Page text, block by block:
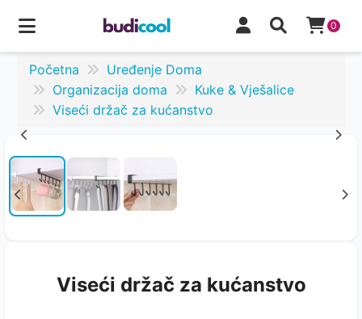
0
Početna
Uređenje Doma
Organizacija doma
Kuke & Vješalice
Viseći držač za kućanstvo
Viseći držač za kućanstvo